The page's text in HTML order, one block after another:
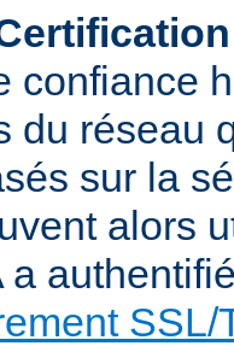
confiance
du réseau
sur la
alors
a
SSL/